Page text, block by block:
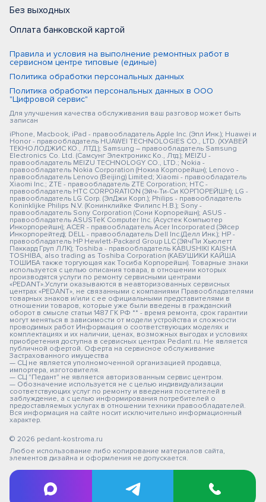
Без выходных
Оплата банковской картой
Правила и условия на выполнение ремонтных работ в
сервисном центре типовые (единые)
Политика обработки персональных данных
Политика обработки персональных данных в ООО
"Цифровой сервис"
Для улучшения качества обслуживания ваш разговор может быть
записан
iPhone, Macbook, iPad - правообладатель Apple Inc. (Эпл Инк.); Huawei и
Honor - правообладатель HUAWEI TECHNOLOGIES CO., LTD. (ХУАВЕЙ
ТЕКНОЛОДЖИС КО., ЛТД.); Samsung – правообладатель Samsung
Electronics Co. Ltd. (Самсунг Электроникс Ко., Лтд.); MEIZU -
правообладатель MEIZU TECHNOLOGY CO., LTD.; Nokia -
правообладатель Nokia Corporation (Нокиа Корпорейшн); Lenovo -
правообладатель Lenovo (Beijing) Limited; Xiaomi - правообладатель
Xiaomi Inc.; ZTE - правообладатель ZTE Corporation; HTC -
правообладатель HTC CORPORATION (Эйч-Ти-Си КОРПОРЕЙШН); LG -
правообладатель LG Corp. (ЭлДжи Корп.); Philips - правообладатель
Koninklijke Philips N.V. (Конинклийке Филипс Н.В.); Sony -
правообладатель Sony Corporation (Сони Корпорейшн); ASUS -
правообладатель ASUSTeK Computer Inc. (Асустек Компьютер
Инкорпорейшн); ACER - правообладатель Acer Incorporated (Эйсер
Инкорпорейтед); DELL - правообладатель Dell Inc.(Делл Инк.); HP -
правообладатель HP Hewlett-Packard Group LLC (ЭйчПи Хьюлетт
Паккард Груп ЛЛК); Toshiba - правообладатель KABUSHIKI KAISHA
TOSHIBA, also trading as Toshiba Corporation (КАБУШИКИ КАЙША
ТОШИБА также торгующая как Тосиба Корпорейшн). Товарные знаки
используется с целью описания товара, в отношении которых
производятся услуги по ремонту сервисными центрами
«PEDANT».Услуги оказываются в неавторизованных сервисных
центрах «PEDANT», не связанными с компаниями Правообладателями
товарных знаков и/или с ее официальными представителями в
отношении товаров, которые уже были введены в гражданский
оборот в смысле статьи 1487 ГК РФ ** - время ремонта, срок гарантии
могут меняться в зависимости от модели устройства и сложности
проводимых работ Информация о соответствующих моделях и
комплектациях и их наличии, ценах, возможных выгодах и условиях
приобретения доступна в сервисных центрах Pedant.ru. Не является
публичной офертой. Оферта на сервисное обслуживание
Застрахованного имущества
— СЦ не является уполномоченной организацией продавца,
импортера, изготовителя.
— СЦ "Педант" не является авторизованным сервис центром.
— Обозначение используется не с целью индивидуализации
соответствующих услуг по ремонту и введения посетителей в
заблуждение, а с целью информирования потребителей о
предоставляемых услугах в отношении техники правообладателей.
Вся информация на сайте носит исключительно информационный
характер.
© 2026 pedant-kostroma.ru
Любое использование либо копирование материалов сайта,
элементов дизайна и оформления не допускается.